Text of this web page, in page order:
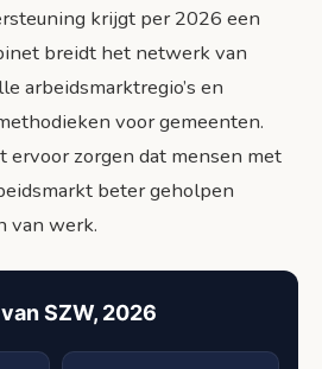
krijgt per 2026 een
breidt het netwerk van
arbeidsmarktregio’s en
voor gemeenten.
ervoor zorgen dat mensen met
beter geholpen
van werk.
SZW, 2026